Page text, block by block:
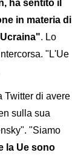
ha sentito il
in materia di
. Lo
"L'Ue
Twitter di avere
sulla sua
"Siamo
la Ue sono